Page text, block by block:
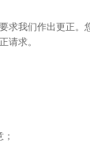
求我们作出更正。
请求。